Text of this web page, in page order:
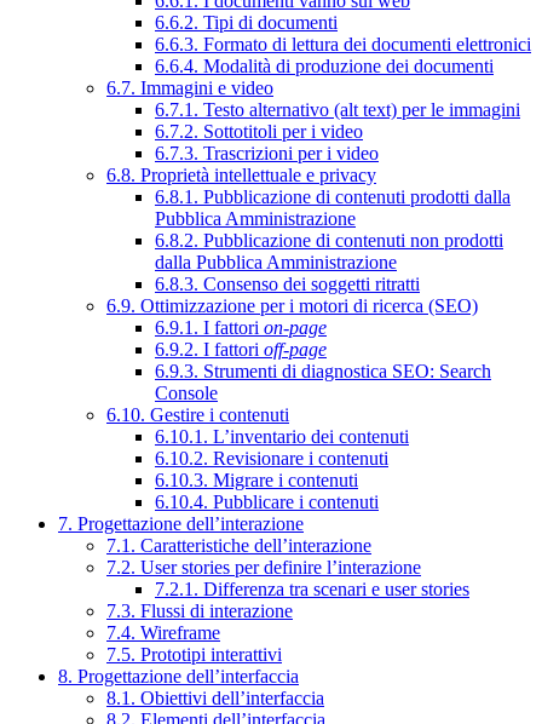
6.6.2. Tipi di documenti
6.6.3. Formato di lettura dei documenti elettronici
6.6.4. Modalità di produzione dei documenti
6.7. Immagini e video
6.7.1. Testo alternativo (alt text) per le immagini
6.7.2. Sottotitoli per i video
6.7.3. Trascrizioni per i video
6.8. Proprietà intellettuale e privacy
6.8.1. Pubblicazione di contenuti prodotti dalla
Pubblica Amministrazione
6.8.2. Pubblicazione di contenuti non prodotti
dalla Pubblica Amministrazione
6.8.3. Consenso dei soggetti ritratti
6.9. Ottimizzazione per i motori di ricerca (SEO)
6.9.1. I fattori on-page
6.9.2. I fattori off-page
6.9.3. Strumenti di diagnostica SEO: Search
Console
6.10. Gestire i contenuti
6.10.1. L’inventario dei contenuti
6.10.2. Revisionare i contenuti
6.10.3. Migrare i contenuti
6.10.4. Pubblicare i contenuti
7. Progettazione dell’interazione
7.1. Caratteristiche dell’interazione
7.2. User stories per definire l’interazione
7.2.1. Differenza tra scenari e user stories
7.3. Flussi di interazione
7.4. Wireframe
7.5. Prototipi interattivi
8. Progettazione dell’interfaccia
8.1. Obiettivi dell’interfaccia
8.2. Elementi dell’interfaccia